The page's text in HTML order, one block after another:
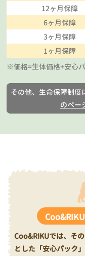
12ヶ月保障
6ヶ月保障
3ヶ月保障
1ヶ月保障
※価格=生体価格+安心
その他、生命保障制度
のペー
Coo&RIKUでは、そ
とした「安心パック